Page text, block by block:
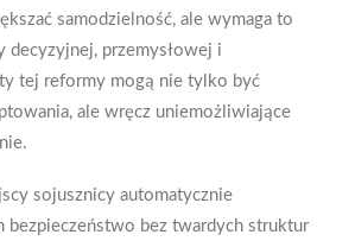
samodzielność, ale wymaga to
decyzyjnej, przemysłowej i
tej reformy mogą nie tylko być
ale wręcz uniemożliwiające
sojusznicy automatycznie
bezpieczeństwo bez twardych struktur